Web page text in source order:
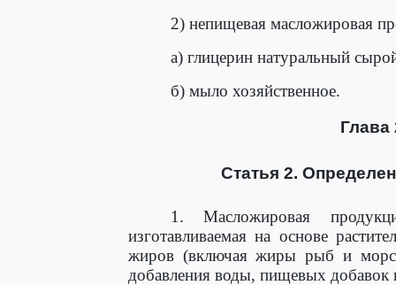
2) непищевая масложировая
а) глицерин натуральный
б) мыло хозяйственное.
Глава
Статья 2.
1. Масложировая
изготавливаемая на основе
жиров (включая жиры рыб и
добавления воды, пищевых добавок